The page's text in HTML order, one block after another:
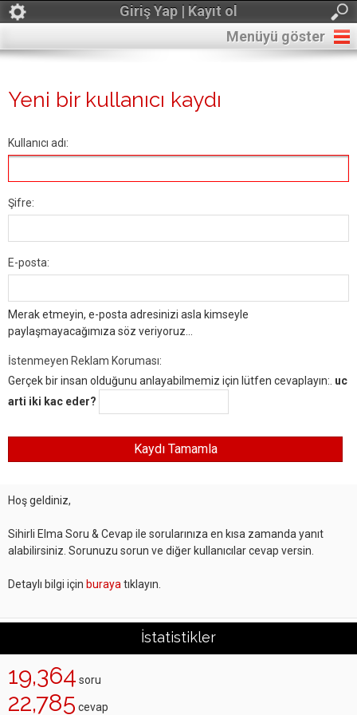
Giriş Yap | Kayıt ol
Menüyü göster
Yeni bir kullanıcı kaydı
Kullanıcı adı:
Şifre:
E-posta:
Merak etmeyin, e-posta adresinizi asla kimseyle
paylaşmayacağımıza söz veriyoruz...
İstenmeyen Reklam Koruması:
Gerçek bir insan olduğunu anlayabilmemiz için lütfen cevaplayın:. uc
arti iki kac eder?
Hoş geldiniz,
Sihirli Elma Soru & Cevap ile sorularınıza en kısa zamanda yanıt
alabilirsiniz. Sorunuzu sorun ve diğer kullanıcılar cevap versin.
Detaylı bilgi için buraya tıklayın.
İstatistikler
19,364 soru
22,785 cevap